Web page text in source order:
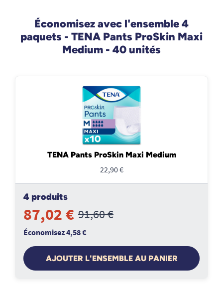
Économisez avec l'ensemble 4
paquets - TENA Pants ProSkin Maxi
Medium - 40 unités
TENA Pants ProSkin Maxi Medium
22,90 €
4 produits
87,02 € 91,60 €
Économisez 4,58 €
AJOUTER L'ENSEMBLE AU PANIER